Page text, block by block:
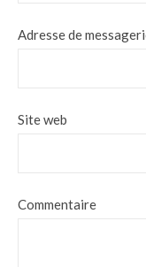
Adresse de
Site web
Commentaire